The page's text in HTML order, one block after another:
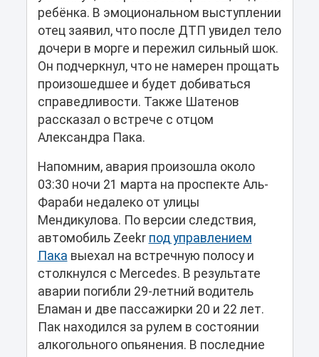
ребёнка. В эмоциональном выступлении
отец заявил, что после ДТП увидел тело
дочери в морге и пережил сильный шок.
Он подчеркнул, что не намерен прощать
произошедшее и будет добиваться
справедливости. Также Шатенов
рассказал о встрече с отцом
Александра Пака.
Напомним, авария произошла около
03:30 ночи 21 марта на проспекте Аль-
Фараби недалеко от улицы
Мендикулова. По версии следствия,
автомобиль Zeekr под управлением
Пака выехал на встречную полосу и
столкнулся с Mercedes. В результате
аварии погибли 29-летний водитель
Еламан и две пассажирки 20 и 22 лет.
Пак находился за рулем в состоянии
алкогольного опьянения. В последние